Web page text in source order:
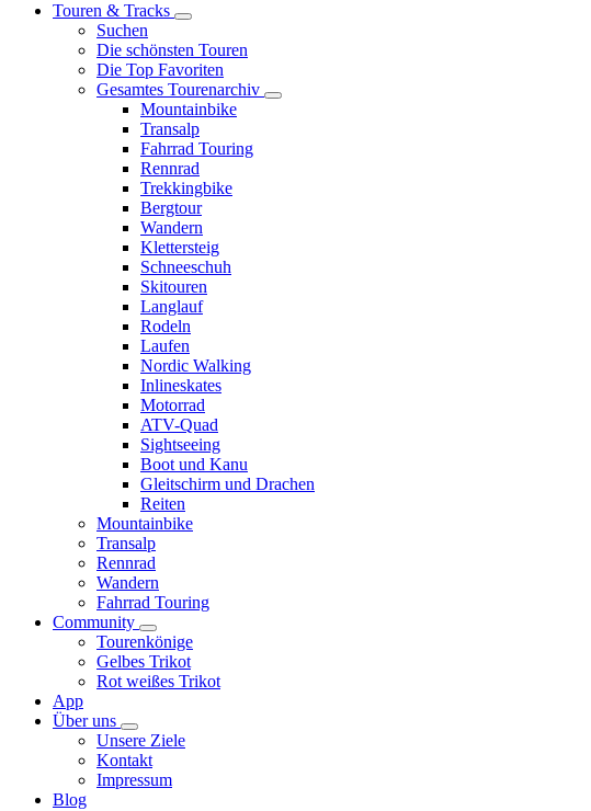
Touren & Tracks
Suchen
Die schönsten Touren
Die Top Favoriten
Gesamtes Tourenarchiv
Mountainbike
Transalp
Fahrrad Touring
Rennrad
Trekkingbike
Bergtour
Wandern
Klettersteig
Schneeschuh
Skitouren
Langlauf
Rodeln
Laufen
Nordic Walking
Inlineskates
Motorrad
ATV-Quad
Sightseeing
Boot und Kanu
Gleitschirm und Drachen
Reiten
Mountainbike
Transalp
Rennrad
Wandern
Fahrrad Touring
Community
Tourenkönige
Gelbes Trikot
Rot weißes Trikot
App
Über uns
Unsere Ziele
Kontakt
Impressum
Blog